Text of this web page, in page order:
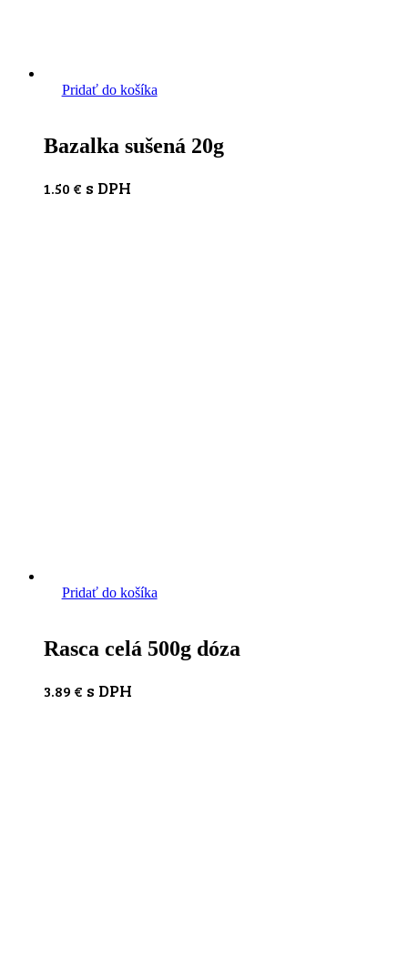
Pridať do košíka
Bazalka sušená 20g
1.50 € s DPH
Pridať do košíka
Rasca celá 500g dóza
3.89 € s DPH